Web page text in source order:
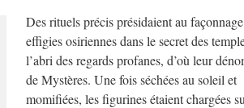
Des rituels précis présidaient au
effigies osiriennes dans le secret des
l’abri des regards profanes, d’où leur
de Mystères. Une fois séchées au soleil et
momifiées, les figurines étaient chargées